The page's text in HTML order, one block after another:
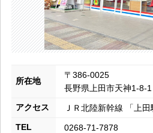
所在地
〒386-0025
長野県上田市天神1-8-
アクセス
ＪＲ北陸新幹線 「 上田
TEL
0268-71-7878